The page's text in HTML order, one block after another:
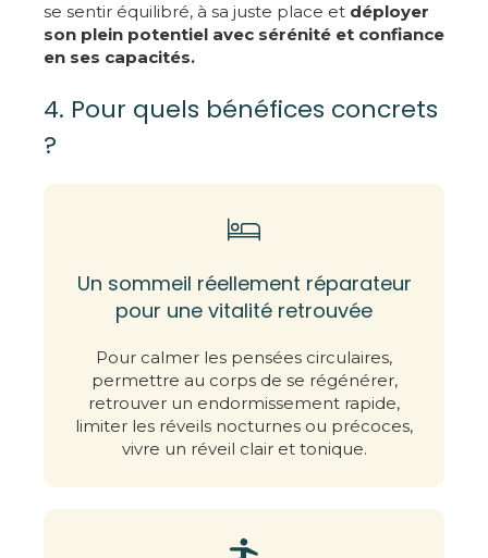
se sentir équilibré, à sa juste place et déployer
son plein potentiel avec sérénité et confiance
en ses capacités.
4. Pour quels bénéfices concrets
?
Un sommeil réellement réparateur
pour une vitalité retrouvée
Pour calmer les pensées circulaires,
permettre au corps de se régénérer,
retrouver un endormissement rapide,
limiter les réveils nocturnes ou précoces,
vivre un réveil clair et tonique.